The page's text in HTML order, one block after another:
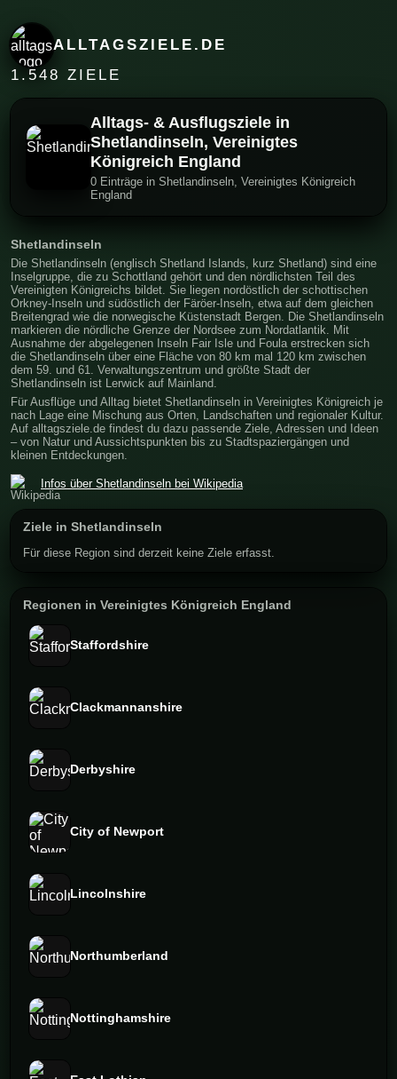
ALLTAGSZIELE.DE
1.548 ZIELE
Alltags- & Ausflugsziele in
Shetlandinseln, Vereinigtes
Königreich England
0 Einträge in Shetlandinseln, Vereinigtes Königreich
England
Shetlandinseln
Die Shetlandinseln (englisch Shetland Islands, kurz Shetland) sind eine
Inselgruppe, die zu Schottland gehört und den nördlichsten Teil des
Vereinigten Königreichs bildet. Sie liegen nordöstlich der schottischen
Orkney-Inseln und südöstlich der Färöer-Inseln, etwa auf dem gleichen
Breitengrad wie die norwegische Küstenstadt Bergen. Die Shetlandinseln
markieren die nördliche Grenze der Nordsee zum Nordatlantik. Mit
Ausnahme der abgelegenen Inseln Fair Isle und Foula erstrecken sich
die Shetlandinseln über eine Fläche von 80 km mal 120 km zwischen
dem 59. und 61. Verwaltungszentrum und größte Stadt der
Shetlandinseln ist Lerwick auf Mainland.
Für Ausflüge und Alltag bietet Shetlandinseln in Vereinigtes Königreich je
nach Lage eine Mischung aus Orten, Landschaften und regionaler Kultur.
Auf alltagsziele.de findest du dazu passende Ziele, Adressen und Ideen
– von Natur und Aussichtspunkten bis zu Stadtspaziergängen und
kleinen Entdeckungen.
Infos über Shetlandinseln bei Wikipedia
Ziele in Shetlandinseln
Für diese Region sind derzeit keine Ziele erfasst.
Regionen in Vereinigtes Königreich England
Staffordshire
Clackmannanshire
Derbyshire
City of Newport
Lincolnshire
Northumberland
Nottinghamshire